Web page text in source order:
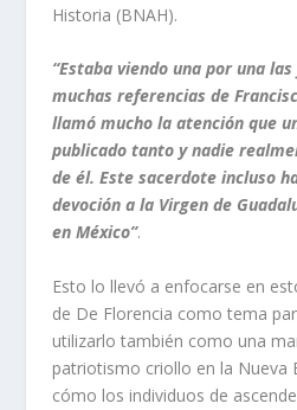
Historia (BNAH).
“Estaba viendo una por una
muchas referencias de
llamó mucho la atención que
publicado tanto y nadie
de él. Este sacerdote incluso
devoción a la Virgen de
en México”.
Esto lo llevó a enfocarse en
de De Florencia como tema
utilizarlo también como una
patriotismo criollo en la Nueva
cómo los individuos de